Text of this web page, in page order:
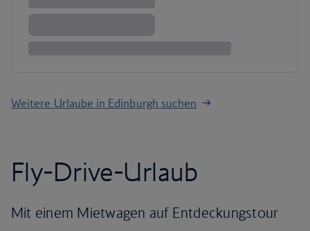
Weitere Urlaube in Edinburgh suchen
Fly-Drive-Urlaub
Mit einem Mietwagen auf Entdeckungstour